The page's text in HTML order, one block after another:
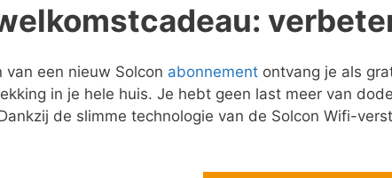
van een nieuw Solcon abonnement ontvang je als
in je hele huis. Je hebt geen last meer van
de slimme technologie van de Solcon Wifi-